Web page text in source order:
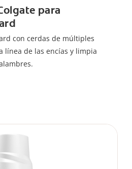
para
con cerdas de múltiples
línea de las encías y limpia